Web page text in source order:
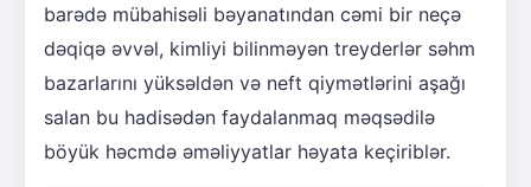
barədə mübahisəli bəyanatından cəmi bir neçə
dəqiqə əvvəl, kimliyi bilinməyən treyderlər səhm
bazarlarını yüksəldən və neft qiymətlərini aşağı
salan bu hadisədən faydalanmaq məqsədilə
böyük həcmdə əməliyyatlar həyata keçiriblər.